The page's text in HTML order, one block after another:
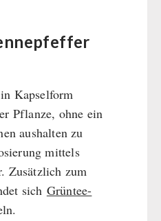
Kapselform
Pflanze, ohne ein
aushalten zu
mittels
Zusätzlich zum
sich Grüntee-